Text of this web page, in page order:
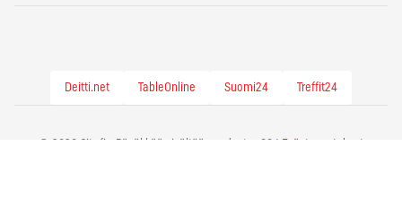
Deitti.net TableOnline Suomi24 Treffit24